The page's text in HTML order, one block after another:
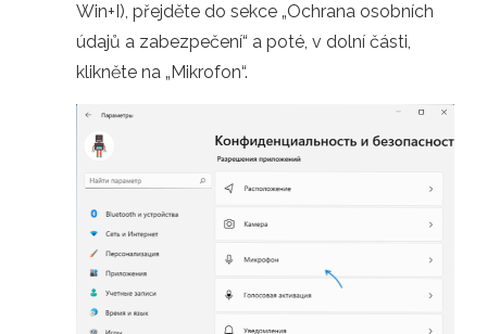
Win+I), přejděte do sekce „Ochrana osobních
údajů a zabezpečení“ a poté, v dolní části,
klikněte na „Mikrofon“.